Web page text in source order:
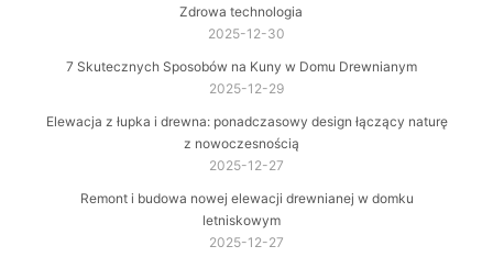
Zdrowa technologia
2025-12-30
7 Skutecznych Sposobów na Kuny w Domu Drewnianym
2025-12-29
Elewacja z łupka i drewna: ponadczasowy design łączący naturę
z nowoczesnością
2025-12-27
Remont i budowa nowej elewacji drewnianej w domku
letniskowym
2025-12-27